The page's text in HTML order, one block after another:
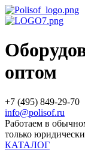
оптом
+7 (495) 849-29-70
info@polisof.ru
Работаем в
только
КАТАЛОГ